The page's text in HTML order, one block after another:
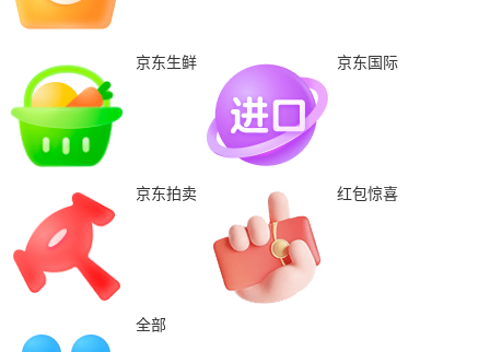
京东生鲜 京东国际
京东拍卖 红包惊喜
全部